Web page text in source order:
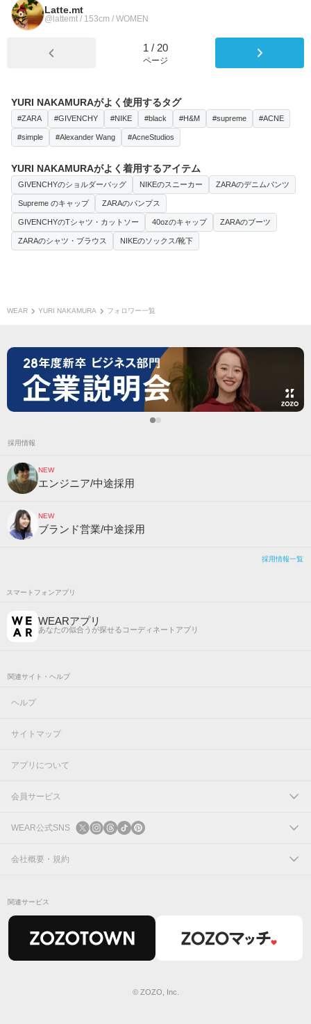
Latte.mt
@lattemt / 153cm / WOMEN
1 / 20
ページ
YURI NAKAMURAがよく使用するタグ
#ZARA #GIVENCHY #NIKE #black #H&M #supreme #ACNE
#simple #Alexander Wang #AcneStudios
YURI NAKAMURAがよく着用するアイテム
GIVENCHYのショルダーバッグ NIKEのスニーカー ZARAのデニムパンツ
Supreme のキャップ ZARAのパンプス
GIVENCHYのTシャツ・カットソー 40ozのキャップ ZARAのブーツ
ZARAのシャツ・ブラウス NIKEのソックス/靴下
WEAR YURI NAKAMURA フォロワー一覧
採用情報
NEW
エンジニア/中途採用
NEW
ブランド営業/中途採用
採用情報一覧
スマートフォンアプリ
WEARアプリ
あなたの似合うが探せるコーディネートアプリ
関連サイト・ヘルプ
ヘルプ
サイトマップ
アプリについて
会員サービス
ログイン
新規会員登録
WEAR公式SNS
X
会社概要・規約
関連サービス
© ZOZO, Inc.